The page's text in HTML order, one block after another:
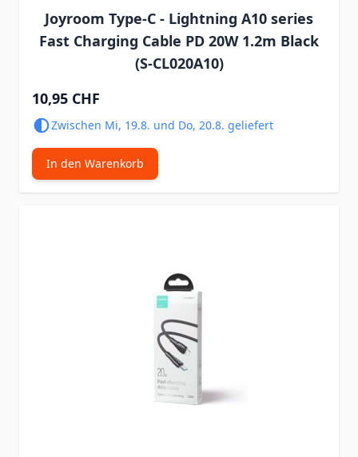
Joyroom Type-C - Lightning A10 series
Fast Charging Cable PD 20W 1.2m Black
(S-CL020A10)
10,95 CHF
Zwischen Mi, 19.8. und Do, 20.8. geliefert
In den Warenkorb